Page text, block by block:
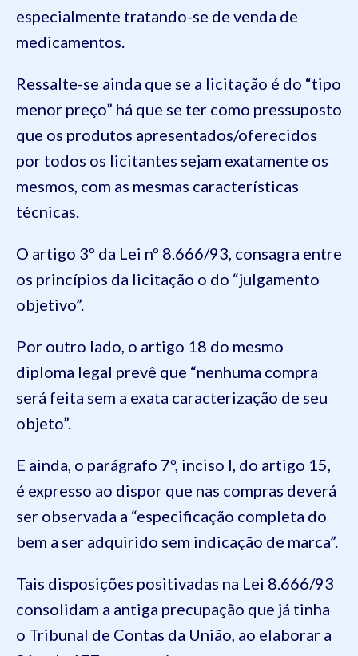
especialmente tratando-se de venda de
medicamentos.
Ressalte-se ainda que se a licitação é do “tipo
menor preço” há que se ter como pressuposto
que os produtos apresentados/oferecidos
por todos os licitantes sejam exatamente os
mesmos, com as mesmas características
técnicas.
O artigo 3º da Lei nº 8.666/93, consagra entre
os princípios da licitação o do “julgamento
objetivo”.
Por outro lado, o artigo 18 do mesmo
diploma legal prevê que “nenhuma compra
será feita sem a exata caracterização de seu
objeto”.
E ainda, o parágrafo 7º, inciso I, do artigo 15,
é expresso ao dispor que nas compras deverá
ser observada a “especificação completa do
bem a ser adquirido sem indicação de marca”.
Tais disposições positivadas na Lei 8.666/93
consolidam a antiga precupação que já tinha
o Tribunal de Contas da União, ao elaborar a